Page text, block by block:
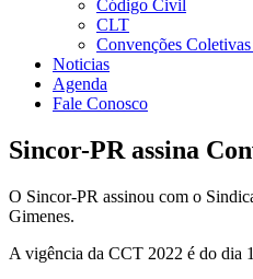
Código Civil
CLT
Convenções
Noticias
Agenda
Fale Conosco
Sincor-PR assina
O Sincor-PR assinou com o
Gimenes.
A vigência da CCT 2022 é do dia